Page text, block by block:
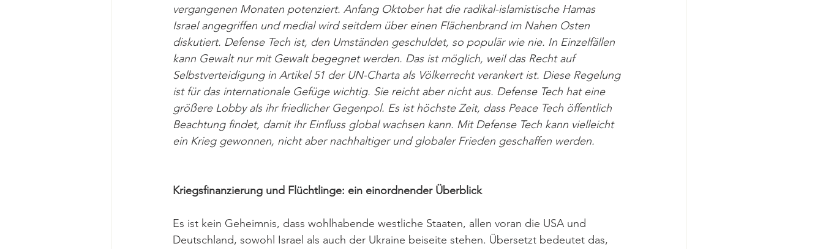
vergangenen Monaten potenziert. Anfang Oktober hat die radikal-islamistische Hamas
Israel angegriffen und medial wird seitdem über einen Flächenbrand im Nahen Osten
diskutiert. Defense Tech ist, den Umständen geschuldet, so populär wie nie. In Einzelfällen
kann Gewalt nur mit Gewalt begegnet werden. Das ist möglich, weil das Recht auf
Selbstverteidigung in Artikel 51 der UN-Charta als Völkerrecht verankert ist. Diese Regelung
ist für das internationale Gefüge wichtig. Sie reicht aber nicht aus. Defense Tech hat eine
größere Lobby als ihr friedlicher Gegenpol. Es ist höchste Zeit, dass Peace Tech öffentlich
Beachtung findet, damit ihr Einfluss global wachsen kann. Mit Defense Tech kann vielleicht
ein Krieg gewonnen, nicht aber nachhaltiger und globaler Frieden geschaffen werden.
Kriegsfinanzierung und Flüchtlinge: ein einordnender Überblick
Es ist kein Geheimnis, dass wohlhabende westliche Staaten, allen voran die USA und
Deutschland, sowohl Israel als auch der Ukraine beiseite stehen. Übersetzt bedeutet das,